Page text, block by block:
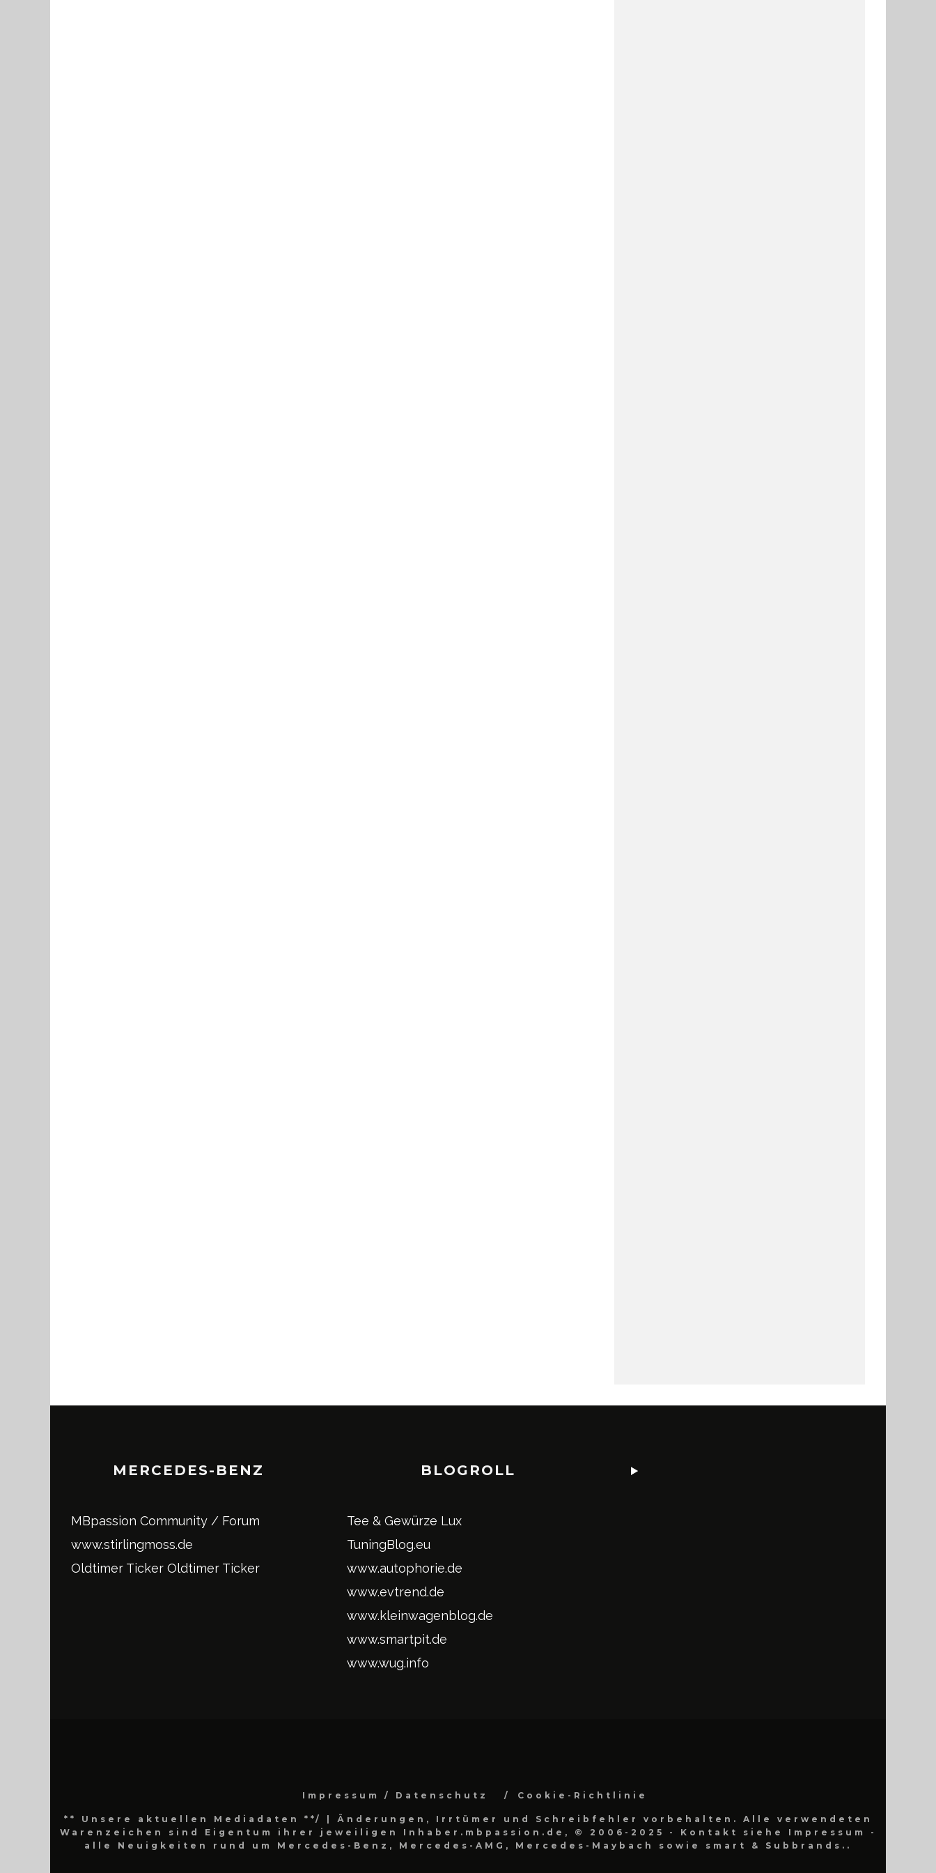
MERCEDES-BENZ
MBpassion Community / Forum
www.stirlingmoss.de
Oldtimer Ticker Oldtimer Ticker
BLOGROLL
Tee & Gewürze Lux
TuningBlog.eu
www.autophorie.de
www.evtrend.de
www.kleinwagenblog.de
www.smartpit.de
www.wug.info
Impressum / Datenschutz Cookie-Richtlinie
** Unsere aktuellen Mediadaten **/
| Änderungen, Irrtümer und Schreibfehler vorbehalten. Alle verwendeten
Warenzeichen sind Eigentum ihrer jeweiligen Inhaber.mbpassion.de, © 2006-2025 - Kontakt siehe Impressum -
alle Neuigkeiten rund um Mercedes-Benz, Mercedes-AMG, Mercedes-Maybach sowie smart & Subbrands..